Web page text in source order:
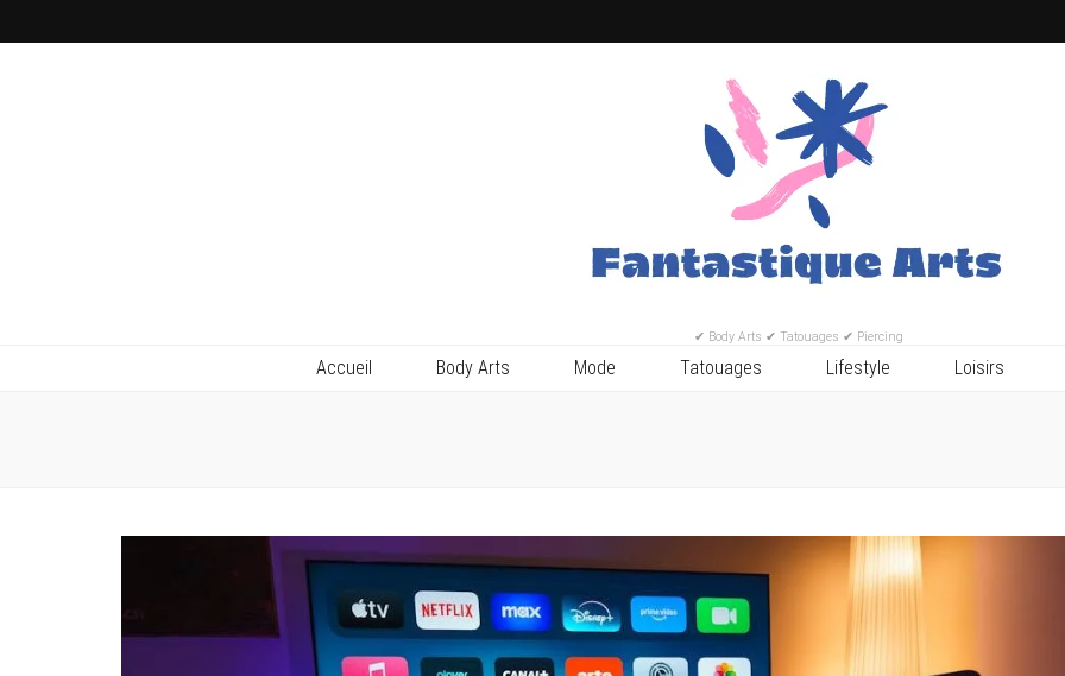
✔ Body Arts ✔ Tatouages ✔ Piercing
Accueil Body Arts Mode Tatouages Lifestyle Loisirs